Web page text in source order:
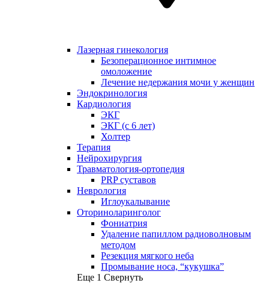
Лазерная гинекология
Безоперационное интимное
омоложение
Лечение недержания мочи у женщин
Эндокринология
Кардиология
ЭКГ
ЭКГ (с 6 лет)
Холтер
Терапия
Нейрохирургия
Травматология-ортопедия
PRP суставов
Неврология
Иглоукалывание
Оториноларинголог
Фониатрия
Удаление папиллом радиоволновым
методом
Резекция мягкого неба
Промывание носа, “кукушка”
Еще 1 Свернуть